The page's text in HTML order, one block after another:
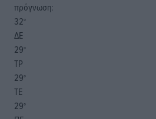
πρόγνωση:
32°
ΔΕ
29°
ΤΡ
29°
ΤΕ
29°